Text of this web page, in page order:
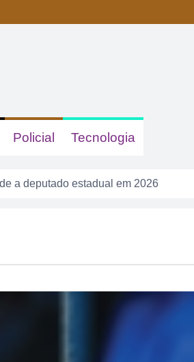
Policial Tecnologia
a deputado estadual em 2026
e colocar pressão no Rio Verde